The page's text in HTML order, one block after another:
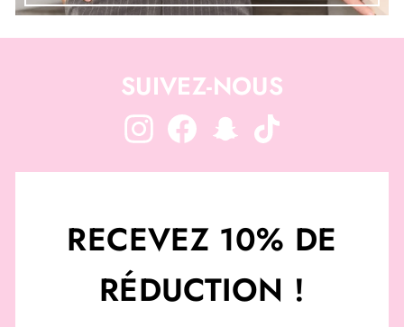
SUIVEZ-NOUS
InstagramFacebook SnapchatTikTok
RECEVEZ 10% DE
RÉDUCTION !